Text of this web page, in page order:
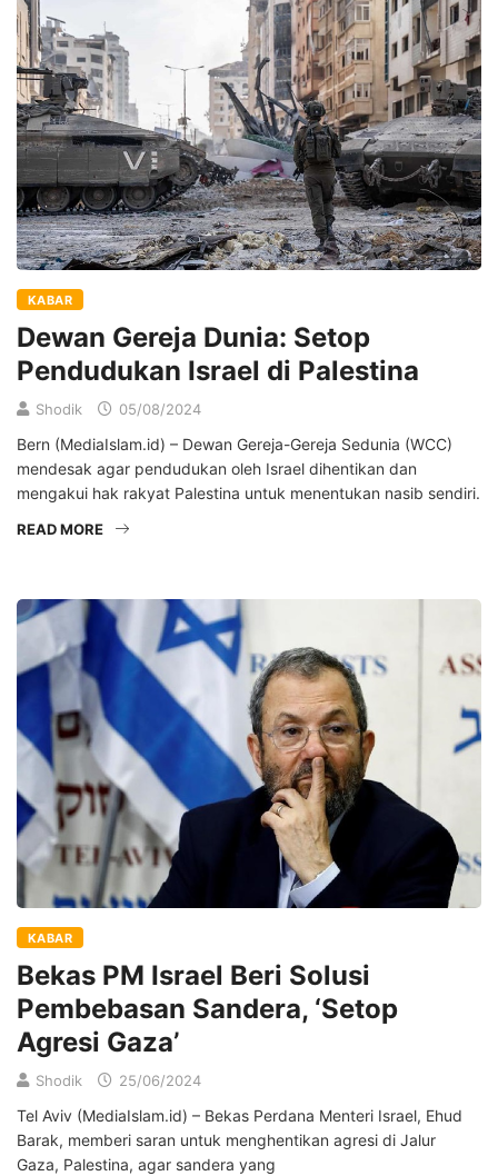
KABAR
Dewan Gereja Dunia: Setop
Pendudukan Israel di Palestina
Shodik 05/08/2024
Bern (MediaIslam.id) – Dewan Gereja-Gereja Sedunia (WCC)
mendesak agar pendudukan oleh Israel dihentikan dan
mengakui hak rakyat Palestina untuk menentukan nasib sendiri.
READ MORE
KABAR
Bekas PM Israel Beri Solusi
Pembebasan Sandera, ‘Setop
Agresi Gaza’
Shodik 25/06/2024
Tel Aviv (MediaIslam.id) – Bekas Perdana Menteri Israel, Ehud
Barak, memberi saran untuk menghentikan agresi di Jalur
Gaza, Palestina, agar sandera yang